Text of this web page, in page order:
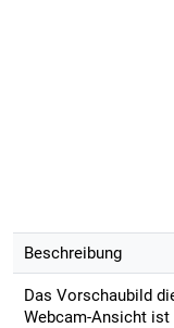
Beschreibung
Das Vorschaubild
Webcam-Ansicht ist